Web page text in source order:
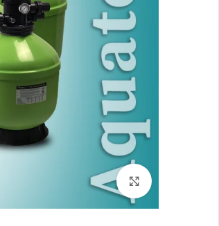
برای بزرگنمایی کلیک کنید